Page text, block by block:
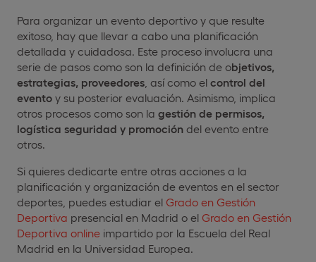
Para organizar un evento deportivo y que resulte
exitoso, hay que llevar a cabo una planificación
detallada y cuidadosa. Este proceso involucra una
serie de pasos como son la definición de objetivos,
estrategias, proveedores , así como el control del
evento y su posterior evaluación. Asimismo, implica
otros procesos como son la gestión de permisos,
logística seguridad y promoción del evento entre
otros.
Si quieres dedicarte entre otras acciones a la
planificación y organización de eventos en el sector
deportes, puedes estudiar el Grado en Gestión
Deportiva presencial en Madrid o el Grado en Gestión
Deportiva online impartido por la Escuela del Real
Madrid en la Universidad Europea.